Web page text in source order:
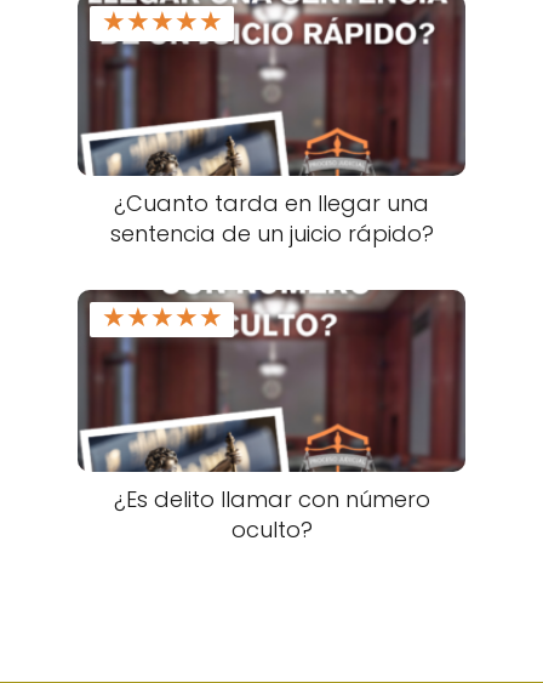
★★★★★
¿Cuanto tarda en llegar una
sentencia de un juicio rápido?
★★★★★
¿Es delito llamar con número
oculto?